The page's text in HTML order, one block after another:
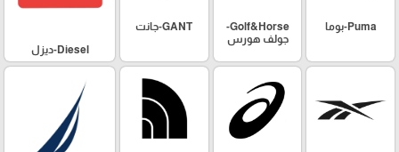
Puma-بوما
Golf&Horse-
جولف هورس
GANT-جانت
Diesel-ديزل